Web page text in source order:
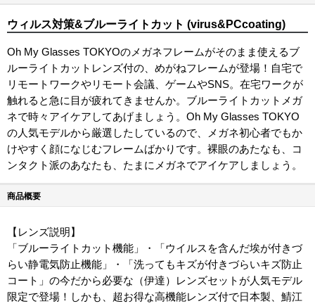
ウィルス対策&ブルーライトカット (virus&PCcoating)
Oh My Glasses TOKYOのメガネフレームがそのまま使えるブ
ルーライトカットレンズ付の、めがねフレームが登場！自宅で
リモートワークやリモート会議、ゲームやSNS。在宅ワークが
触れると急に目が疲れてきませんか。ブルーライトカットメガ
ネで時々アイケアしてあげましょう。Oh My Glasses TOKYO
の人気モデルから厳選したしているので、メガネ初心者でもか
けやすく顔になじむフレームばかりです。裸眼のあたなも、コ
ンタクト派のあなたも、たまにメガネでアイケアしましょう。
商品概要
【レンズ説明】
「ブルーライトカット機能」・「ウイルスを含んだ埃が付きづ
らい静電気防止機能」・「洗ってもキズが付きづらいキズ防止
コート」の今だから必要な（伊達）レンズセットが人気モデル
限定で登場！しかも、超お得な高機能レンズ付で日本製、鯖江